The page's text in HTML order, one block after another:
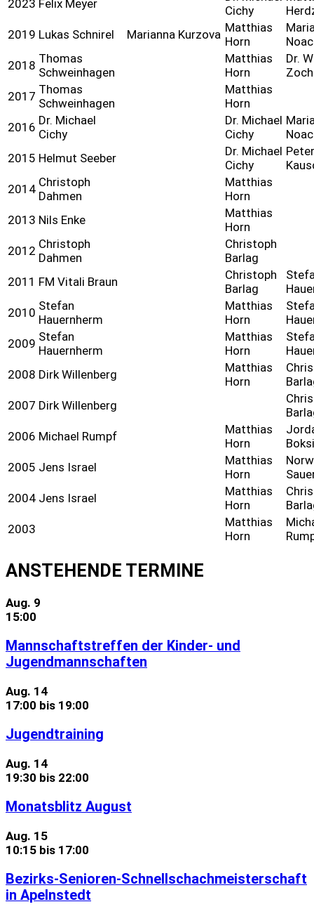
2023 Felix Meyer
Cichy
2019 Lukas Schnirel Marianna Kurzova Matthias
Horn
2018 Thomas
Schweinhagen
Matthias
Horn
Dr.
Zoch
2017 Thomas
Schweinhagen
Matthias
Horn
2016 Dr. Michael
Cichy
Dr. Michael
Cichy
2015 Helmut Seeber
Dr. Michael
Cichy
2014 Christoph
Dahmen
Matthias
Horn
2013 Nils Enke
Matthias
Horn
2012 Christoph
Dahmen
Christoph
Barlag
2011 FM Vitali Braun
Christoph
Barlag
2010 Stefan
Hauernherm
Matthias
Horn
2009 Stefan
Hauernherm
Matthias
Horn
2008 Dirk Willenberg
Matthias
Horn
2007 Dirk Willenberg
2006 Michael Rumpf
Matthias
Horn
2005 Jens Israel
Matthias
Horn
2004 Jens Israel
Matthias
Horn
2003
Matthias
Horn
ANSTEHENDE TERMINE
Aug. 9
15:00
Mannschaftstreffen der Kinder- und
Jugendmannschaften
Aug. 14
17:00 bis 19:00
Jugendtraining
Aug. 14
19:30 bis 22:00
Monatsblitz August
Aug. 15
10:15 bis 17:00
Bezirks-Senioren-Schnellschachmeisterschaft
in Apelnstedt